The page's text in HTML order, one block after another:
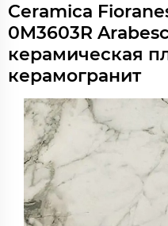
Ceramica
0M3603R
керамическая
керамогранит